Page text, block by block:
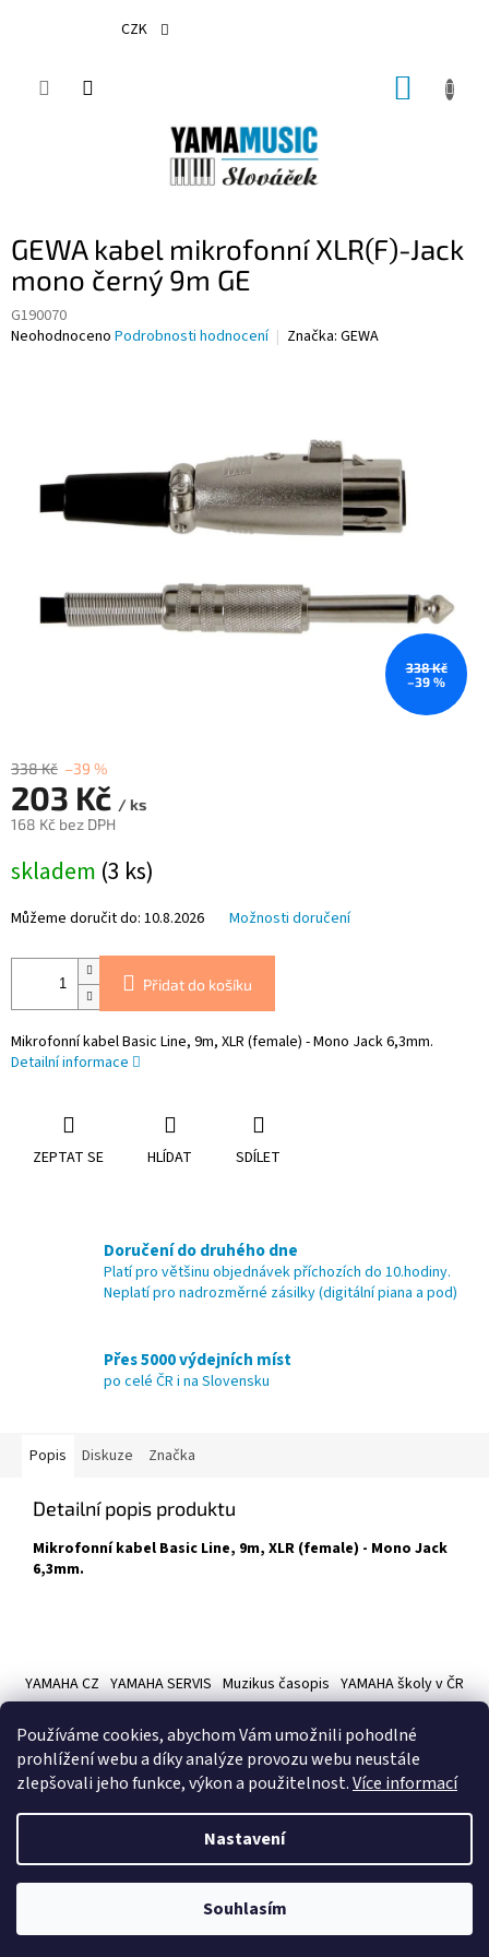
Používáme cookies, abychom Vám umožnili pohodlné
prohlížení webu a díky analýze provozu webu neustále
zlepšovali jeho funkce, výkon a použitelnost.Více informací
Nastavení
Souhlasím
CZK
GEWA kabel mikrofonní XLR(F)-Jack
mono černý 9m GE
G190070
Průměrné
hvězdiček.
Neohodnoceno Podrobnosti hodnocení Značka: GEWA
338 Kč
–39 %
338 Kč –39 %
203 Kč / ks
168 Kč bez DPH
cena:
skladem (3 ks)
Můžeme doručit do: 10.8.2026 Možnosti doručení
Přidat do košíku
Mikrofonní kabel Basic Line, 9m, XLR (female) - Mono Jack 6,3mm.
Detailní informace
ZEPTAT SE HLÍDAT SDÍLET
Doručení do druhého dne
Platí pro většinu objednávek příchozích do 10.hodiny.
Neplatí pro nadrozměrné zásilky (digitální piana a pod)
Přes 5000 výdejních míst
po celé ČR i na Slovensku
Popis Diskuze Značka
Detailní popis produktu
Mikrofonní kabel Basic Line, 9m, XLR (female) - Mono Jack
6,3mm.
p
YAMAHA CZ YAMAHA SERVIS Muzikus časopis YAMAHA školy v ČR
Copyright 2026Hudební nástroje YAMAMUSIC. Všechna práva
vyhrazena.